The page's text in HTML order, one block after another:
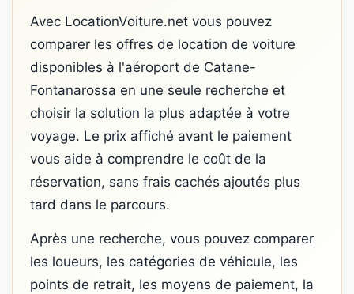
Avec LocationVoiture.net vous pouvez
comparer les offres de location de voiture
disponibles à l'aéroport de Catane-
Fontanarossa en une seule recherche et
choisir la solution la plus adaptée à votre
voyage. Le prix affiché avant le paiement
vous aide à comprendre le coût de la
réservation, sans frais cachés ajoutés plus
tard dans le parcours.
Après une recherche, vous pouvez comparer
les loueurs, les catégories de véhicule, les
points de retrait, les moyens de paiement, la